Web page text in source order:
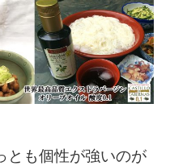
とも個性が強いのが